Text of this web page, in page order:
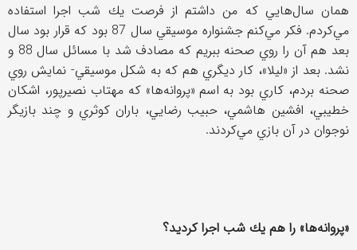
همان سال‌هايي كه من داشتم از فرصت يك شب اجرا استفاده
مي‌كردم. فكر مي‌كنم جشنواره موسيقي سال 87 بود كه قرار بود سال
بعد هم آن را روي صحنه ببريم كه مصادف شد با مسائل سال 88 و
نشد. بعد از «ليلا»، كار ديگري هم كه به شكل موسيقي- نمايش روي
صحنه بردم، كاري بود به اسم «پروانه‌ها» كه مهتاب نصيرپور، اشكان
خطيبي، افشين هاشمي، حبيب رضايي، باران كوثري و چند بازيگر
نوجوان در آن بازي مي‌كردند.
«پروانه‌ها» را هم يك شب اجرا كرديد؟